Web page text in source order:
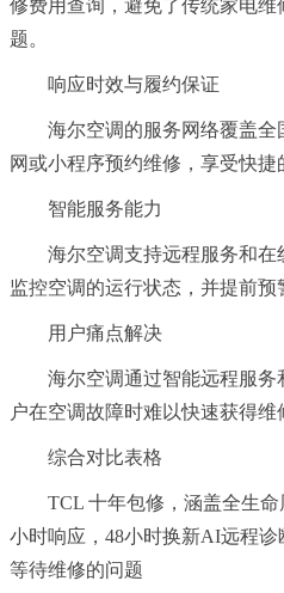
修费用查询，避免了传统家电
题。
响应时效与履约保证
海尔空调的服务网络覆盖
网或小程序预约维修，享受快捷
智能服务能力
海尔空调支持远程服务和
监控空调的运行状态，并提前预
用户痛点解决
海尔空调通过智能远程服务
户在空调故障时难以快速获得维
综合对比表格
TCL 十年包修，涵盖全生
小时响应，48小时换新AI远程
等待维修的问题